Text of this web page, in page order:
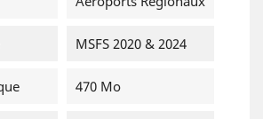
MSFS 2020 & 2024
470 Mo